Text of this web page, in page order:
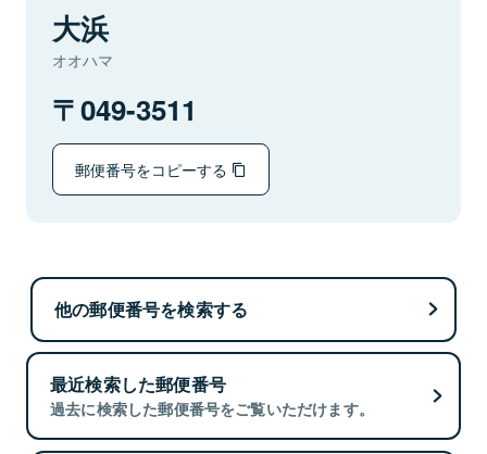
大浜
オオハマ
049-3511
郵便番号をコピーする
他の郵便番号を検索する
最近検索した郵便番号
過去に検索した郵便番号をご覧いただけます。